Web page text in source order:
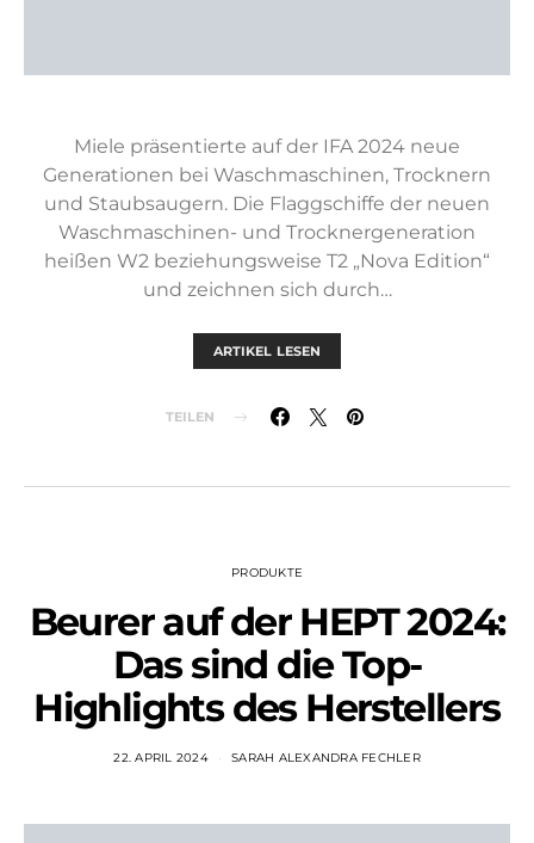
Miele präsentierte auf der IFA 2024 neue
Generationen bei Waschmaschinen, Trocknern
und Staubsaugern. Die Flaggschiffe der neuen
Waschmaschinen- und Trocknergeneration
heißen W2 beziehungsweise T2 „Nova Edition“
und zeichnen sich durch…
ARTIKEL LESEN
TEILEN
PRODUKTE
Beurer auf der HEPT 2024:
Das sind die Top-
Highlights des Herstellers
22. APRIL 2024 SARAH ALEXANDRA FECHLER